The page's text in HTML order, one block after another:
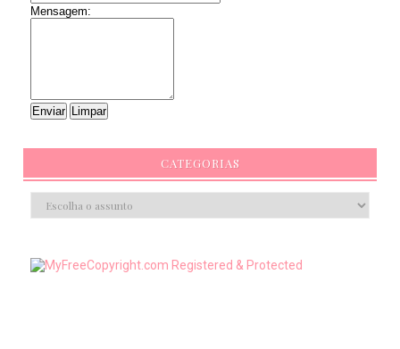
Mensagem:
CATEGORIAS